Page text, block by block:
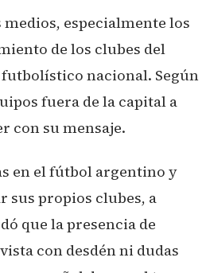
especialmente los
de los clubes del
nacional. Según
fuera de la capital a
con su mensaje.
en el fútbol argentino y
sus propios clubes, a
que la presencia de
con desdén ni dudas